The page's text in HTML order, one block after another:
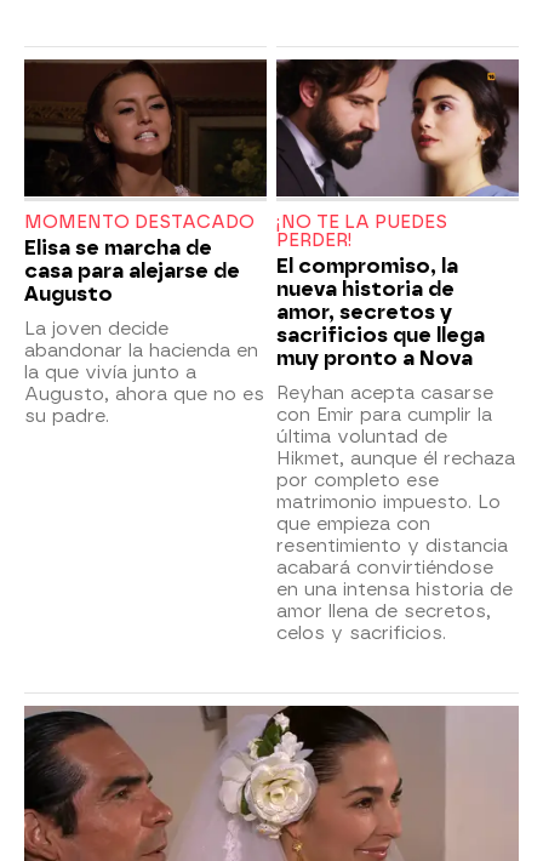
MOMENTO DESTACADO
Elisa se marcha de
casa para alejarse de
Augusto
La joven decide
abandonar la hacienda en
la que vivía junto a
Augusto, ahora que no es
su padre.
¡NO TE LA PUEDES
PERDER!
El compromiso, la
nueva historia de
amor, secretos y
sacrificios que llega
muy pronto a Nova
Reyhan acepta casarse
con Emir para cumplir la
última voluntad de
Hikmet, aunque él rechaza
por completo ese
matrimonio impuesto. Lo
que empieza con
resentimiento y distancia
acabará convirtiéndose
en una intensa historia de
amor llena de secretos,
celos y sacrificios.